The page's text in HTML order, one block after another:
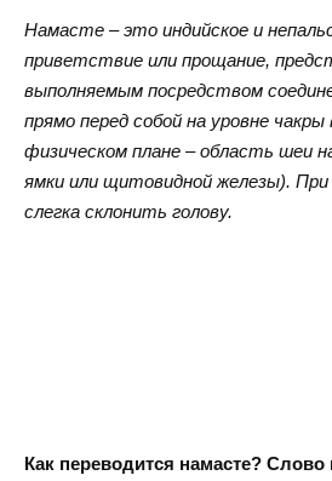
Намасте – это индийское и
приветствие или прощание,
выполняемым посредством
прямо перед собой на уровне
физическом плане – область шеи
ямки или щитовидной железы).
слегка склонить голову.
Как переводится намасте? Слово